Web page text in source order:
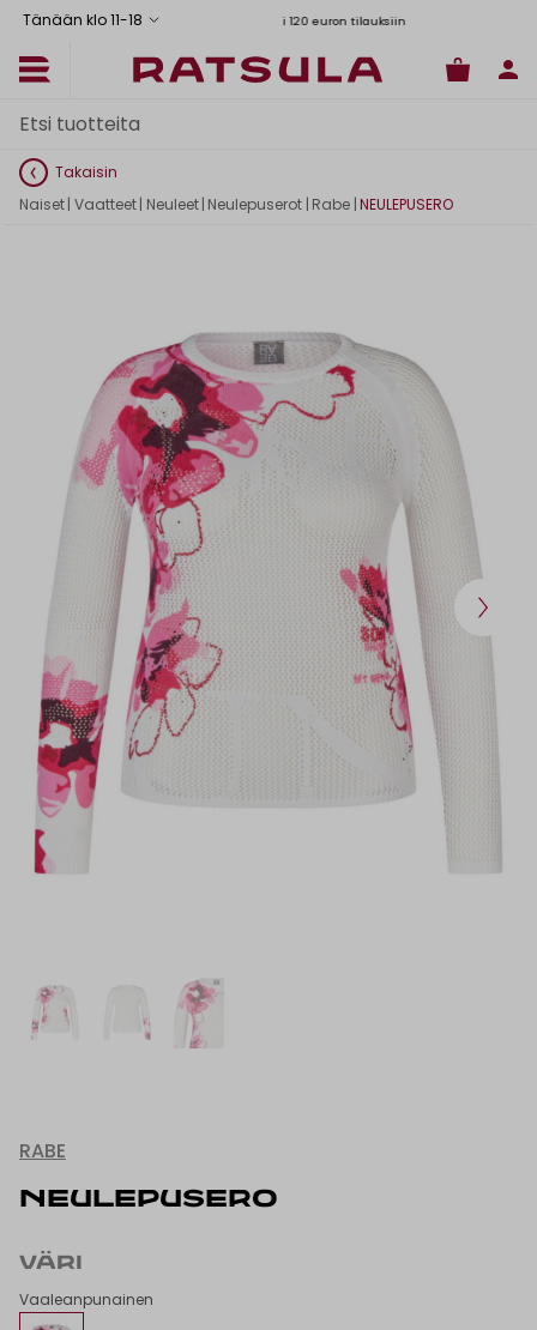
Tänään klo 11-18
Toimituskulut alk. 6,90€
Manner-Suomeen yli 120 euron tilauksiin
Takaisin
Naiset| Vaatteet| Neuleet | Neulepuserot | Rabe |NEULEPUSERO
RABE
NEULEPUSERO
VÄRI
Vaaleanpunainen